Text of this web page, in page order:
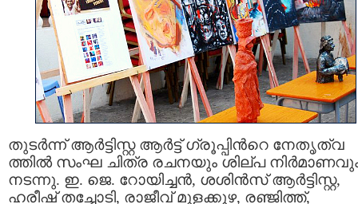
തുടര്‍ന്ന് ആര്‍ട്ടിസ്റ്റ ആര്‍ട്ട് ഗ്രൂപ്പിന്‍റെ നേതൃത്വ
ത്തില്‍ സംഘ ചിത്ര രചനയും ശില്പ
നടന്നു. ഇ. ജെ. റോയിച്ചന്‍, ശശിന്‍സ് ആര്‍ട്ടിസ്റ്റ,
ഹരീഷ് തച്ചോടി, രാജീവ് മൂളക്കുഴ, രഞ്ജിത്ത്,